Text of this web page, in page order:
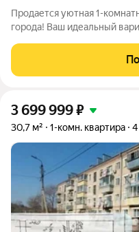
Продается уютная 1-
города! Ваш идеальный
Отличное состояние:
3 699 999₽
30,7 м² 1-комн. квартира 4